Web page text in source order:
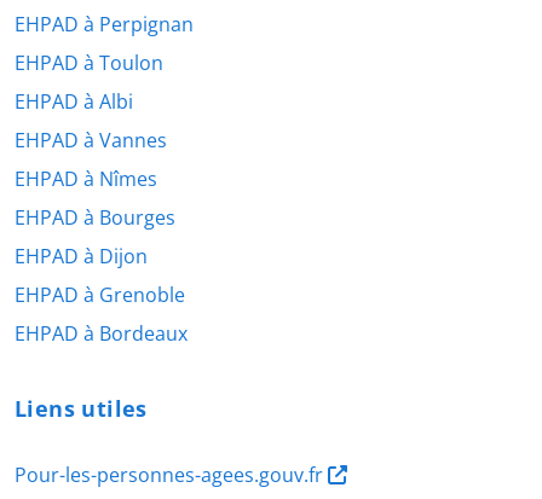
EHPAD à Perpignan
EHPAD à Toulon
EHPAD à Albi
EHPAD à Vannes
EHPAD à Nîmes
EHPAD à Bourges
EHPAD à Dijon
EHPAD à Grenoble
EHPAD à Bordeaux
Liens utiles
Pour-les-personnes-agees.gouv.fr